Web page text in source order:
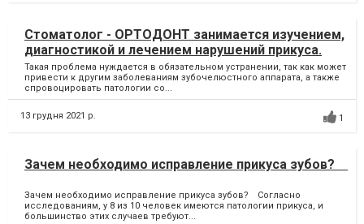
Стоматолог - ОРТОДОНТ занимается изучением,
диагностикой и лечением нарушений прикуса.
Такая проблема нуждается в обязательном устранении, так как может
привести к другим заболеваниям зубочелюстного аппарата, а также
спровоцировать патологии со...
13 грудня 2021 р. 1
Зачем необходимо исправление прикуса зубов? ⠀
Зачем необходимо исправление прикуса зубов? ⠀Согласно
исследованиям, у 8 из 10 человек имеются патологии прикуса, и
большинство этих случаев требуют...